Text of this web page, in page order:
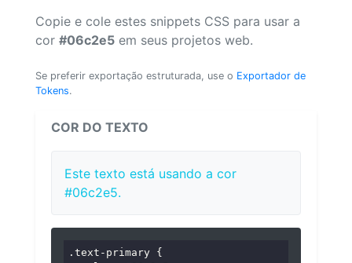
Copie e cole estes snippets CSS para usar a
cor #06c2e5 em seus projetos web.
Se preferir exportação estruturada, use o Exportador de
Tokens.
COR DO TEXTO
Este texto está usando a cor
#06c2e5.
.text-primary {